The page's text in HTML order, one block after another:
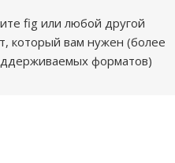
fig или любой другой
который вам нужен (более
форматов)